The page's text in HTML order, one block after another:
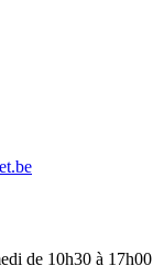
de 10h30 à 17h00